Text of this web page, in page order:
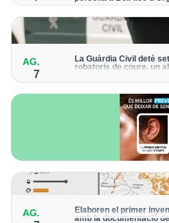
forma progressiva
AG.
7
La Guàrdia Civil deté
robatoris de coure, un
AG.
Elaboren el primer
amb la documentació